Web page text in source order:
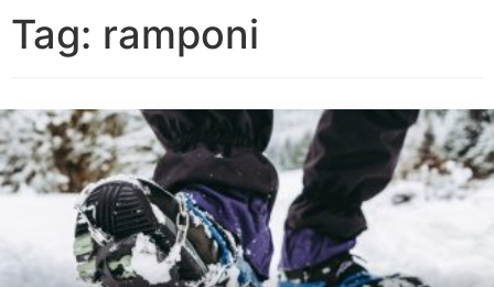
Tag: ramponi